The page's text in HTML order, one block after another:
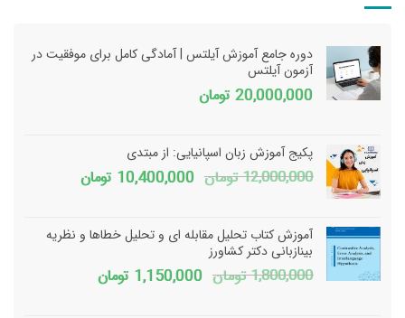
دوره جامع آموزش آیلتس | آمادگی کامل برای موفقیت در
آزمون آیلتس
20,000,000 تومان
پکیج آموزش زبان اسپانیایی: از مبتدی
12,000,000 تومان قیمت
12,000,000 تومان
بود.
10,400,000 تومانقیمت
است.
آموزش کتاب تحلیل مقابله ای و تحلیل خطاها و نظریه
بینازبانی دکتر کشاورز
1,800,000 تومان قیمت
1,150,000 تومانقیمت